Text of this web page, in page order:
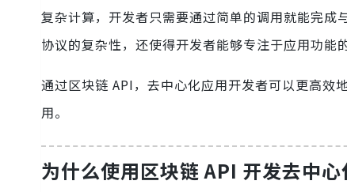
复杂计算，开发者只需要通过简单的调用就能完
协议的复杂性，还使得开发者能够专注于应用功能
通过区块链 API，去中心化应用开发者可以更高效
用。
为什么使用区块链 API 开发去中心